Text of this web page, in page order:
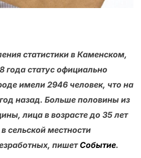
статистики в Каменском,
года статус официально
имели 2946 человек, что на
назад. Больше половины из
лица в возрасте до 35 лет
сельской местности
пишетСобытие.